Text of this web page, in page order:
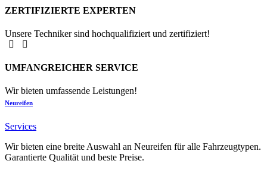
ZERTIFIZIERTE EXPERTEN
Unsere Techniker sind hochqualifiziert und zertifiziert!
UMFANGREICHER SERVICE
Wir bieten umfassende Leistungen!
Neureifen
Services
Wir bieten eine breite Auswahl an Neureifen für alle Fahrzeugtypen.
Garantierte Qualität und beste Preise.